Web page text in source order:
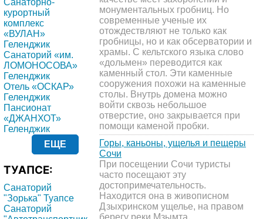
Санаторно-
курортный
комплекс
«ВУЛАН»
Геленджик
Санаторий «им.
ЛОМОНОСОВА»
Геленджик
Отель «ОСКАР»
Геленджик
Пансионат
«ДЖАНХОТ»
Геленджик
ЕЩЕ
ТУАПСЕ:
Санаторий
"Зорька" Туапсе
Санаторий
монументальных гробниц. Но
современные ученые их
отождествляют не только как
гробницы, но и как обсерватории и
храмы. С кельтского языка слово
«дольмен» переводится как
каменный стол. Эти каменные
сооружения похожи на каменные
столы. Внутрь домена можно
войти сквозь небольшое
отверстие, оно закрывается при
помощи каменой пробки.
Горы, каньоны, ущелья и пещеры
Сочи
При посещении Сочи туристы
часто посещают эту
достопримечательность.
Находится она в живописном
Дзыхринском ущелье, на правом
берегу реки Мзымта.